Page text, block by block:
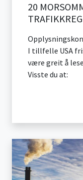
20
I tillfelle USA
være greit å
Visste du at: